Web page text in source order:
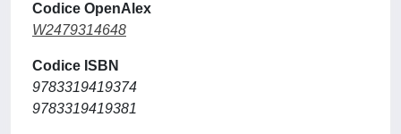
Codice OpenAlex
W2479314648
Codice ISBN
9783319419374
9783319419381